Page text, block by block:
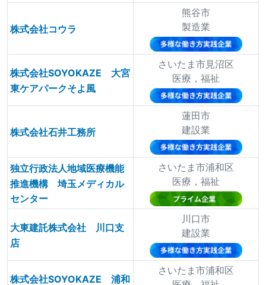
株式会社コウラ
熊谷市
製造業
株式会社SOYOKAZE 大宮
東ケアパークそよ風
さいたま市見沼区
医療，福祉
株式会社石井工務所
蓮田市
建設業
独立行政法人地域医療機能
推進機構 埼玉メディカル
センター
さいたま市浦和区
医療，福祉
大東建託株式会社 川口支
店
川口市
建設業
株式会社SOYOKAZE 浦和
さいたま市浦和区